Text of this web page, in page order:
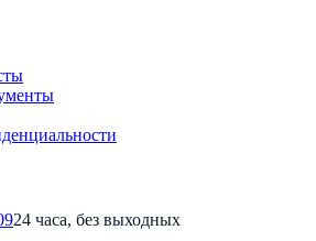
24 часа, без выходных